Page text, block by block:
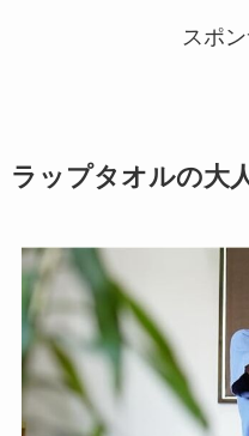
スポ
ラップタオルの大